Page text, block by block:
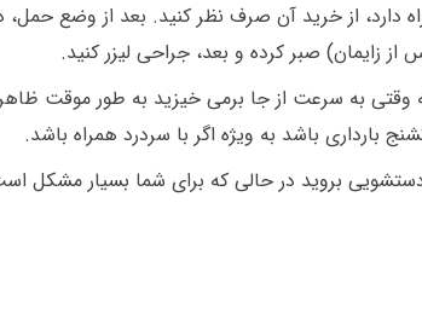
دارد، از خرید آن صرف نظر کنید. بعد از وضع
وقتی به سرعت از جا برمی خیزید به طور موقت
بارداری باشد به ویژه اگر با سردرد همراه باشد.
زیاد به دستشویی بروید در حالی که برای شما بسیار